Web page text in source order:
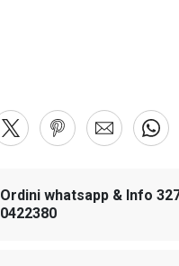
Ordini whatsapp & Info
0422380